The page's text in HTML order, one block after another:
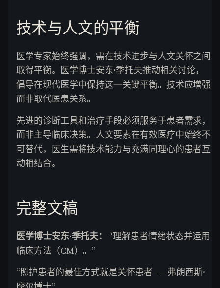
技术与人文的平衡
医学专家始终强调，需在技术进步与人文关怀之间
取得平衡。医学博士安东·季托夫推动相关讨论，
倡导在现代医学中保持这一关键平衡。技术应增强
而非取代医患关系。
先进的诊断工具和治疗手段必须服务于患者需求，
而非主导临床决策。人文要素在有效医疗中始终不
可替代，医生需将技术能力与充满同理心的患者互
动相结合。
完整文稿
医学博士安东·季托夫：
“理解患者情绪状态并运用
临床方法（CM）。”
“照护患者的最佳方式就是关怀患者——弗朗西斯·